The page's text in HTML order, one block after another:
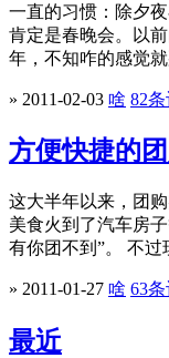
一直的习惯：除夕
肯定是春晚会。以
年，不知咋的感觉
» 2011-02-03 啥 82
方便快捷的
这大半年以来，团
美食火到了汽车房
有你团不到”。 不
» 2011-01-27 啥 63
最近